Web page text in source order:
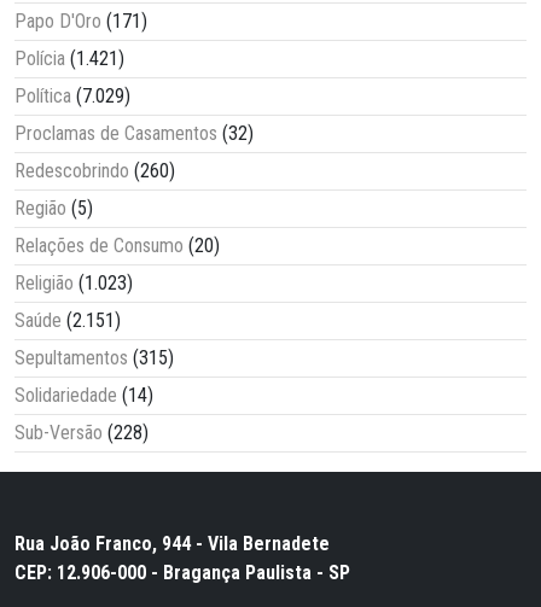
Papo D'Oro (171)
Polícia (1.421)
Política (7.029)
Proclamas de Casamentos (32)
Redescobrindo (260)
Região (5)
Relações de Consumo (20)
Religião (1.023)
Saúde (2.151)
Sepultamentos (315)
Solidariedade (14)
Sub-Versão (228)
Rua João Franco, 944 - Vila Bernadete
CEP: 12.906-000 - Bragança Paulista - SP